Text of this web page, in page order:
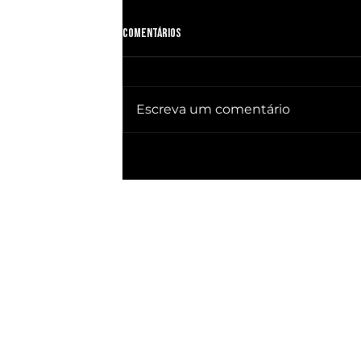
já ganhou PRESIDÊNCIA no BRASIL
Comentários
Escreva um comentário